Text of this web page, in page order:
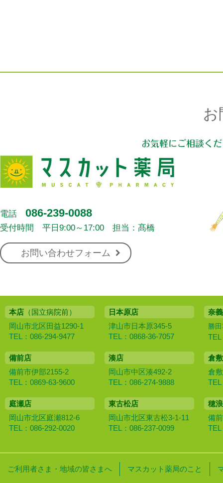
お
お気軽にご相談く
電話 086-239-0088
受付時間 平日9:00～17:00 担当：髙橋
お問い合わせフォーム
本店 （国立病院前）
岡山市北区田益1290-1
TEL：086-294-9477
日本原店
津山市日本原345-5
TEL：0868-36-7057
奈
勝
TEL
備前店
備前市伊部2155-2
TEL：0869-63-9600
湊店
岡山市中区湊492-2
TEL：086-274-9888
倉
倉
TEL
庭瀬店
岡山市北区庭瀬812-6
TEL：086-292-0020
東古松店
岡山市北区東古松3-1-11
TEL：086-237-0099
穂
備
TEL
ご利用者さま・地域の皆さまへ マスカット薬局のこと